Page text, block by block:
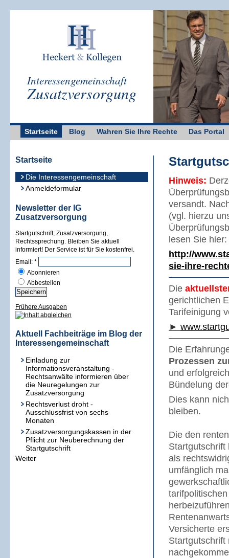
Interessengemeinschaft
Zusatzversorgung
Startseite Blog Wahren Sie Ihre Rechte Das Portal
Startseite
Die Interessengemeinschaft
Anmeldeformular
Newsletter der IG
Zusatzversorgung
Startgutschrift, Zusatzversorgung,
Rechtssprechung. Bleiben Sie aktuell
informiert! Der Service ist für Sie kostenfrei.
Email: *
Abonnieren
Abbestellen
Frühere Ausgaben
Aktuell Fachbeiträge im Blog der
Interessengemeinschaft
Einladung zur
Informationsveranstaltung -
Rechtsanwälte informieren über
die Neuregelungen zur
Zusatzversorgung
Rechtsverlust droht -
Ausschlussfrist von sechs
Monaten
Zusatzversorgungskassen in der
Pflicht zur Neuberechnung der
Startgutschrift
Weiter
Hinweis:
versandt.
(vgl. hierzu
lesen Sie hier:
http://
sie-ihre-
Die
gerichtlichen
Tarifeinigung
►
Die
Prozessen
und
Bündelung
Dies kann
bleiben.
Die den
Startgutschrift
als
umfänglich
Versicherte
Startgutschrift